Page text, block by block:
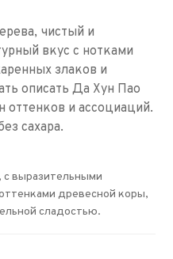
чистый и
вкус с нотками
злаков и
описать Да Хун Пао
оттенков и ассоциаций.
сахара.
выразительными
древесной коры,
сладостью.